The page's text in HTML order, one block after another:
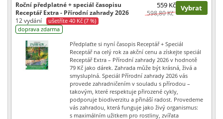
Roční předplatné + speciál časopisu
Receptář Extra - Přírodní zahrady 2026
12 vydání
ušetříte 40 Kč (7 %)
doprava zdarma
559 Kč
598,80 Kč
Vybrat
Předplaťte si nyní časopis Receptář + Speciál
Receptář na celý rok za akční cenu a získejte speciál
Receptář Extra – Přírodní zahrady 2026 v hodnotě
79 Kč jako dárek. Zahrada může být krásná, živá a
smysluplná. Speciál Přírodní zahrady 2026 vás
provede zahradničením v souladu s přírodou –
takovým, které respektuje přirozené cykly,
podporuje biodiverzitu a přináší radost. Provedeme
vás zahradou, která funguje jako živý organismus:
s maximálním užitkem pro rostliny, zvířata